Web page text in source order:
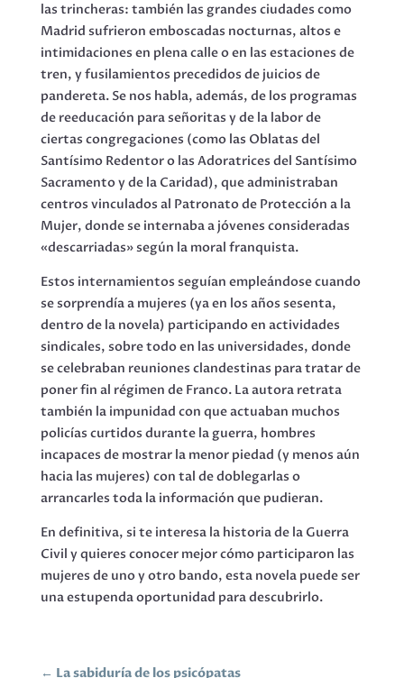
las trincheras: también las grandes ciudades como
Madrid sufrieron emboscadas nocturnas, altos e
intimidaciones en plena calle o en las estaciones de
tren, y fusilamientos precedidos de juicios de
pandereta. Se nos habla, además, de los programas
de reeducación para señoritas y de la labor de
ciertas congregaciones (como las Oblatas del
Santísimo Redentor o las Adoratrices del Santísimo
Sacramento y de la Caridad), que administraban
centros vinculados al Patronato de Protección a la
Mujer, donde se internaba a jóvenes consideradas
«descarriadas» según la moral franquista.
Estos internamientos seguían empleándose cuando
se sorprendía a mujeres (ya en los años sesenta,
dentro de la novela) participando en actividades
sindicales, sobre todo en las universidades, donde
se celebraban reuniones clandestinas para tratar de
poner fin al régimen de Franco. La autora retrata
también la impunidad con que actuaban muchos
policías curtidos durante la guerra, hombres
incapaces de mostrar la menor piedad (y menos aún
hacia las mujeres) con tal de doblegarlas o
arrancarles toda la información que pudieran.
En definitiva, si te interesa la historia de la Guerra
Civil y quieres conocer mejor cómo participaron las
mujeres de uno y otro bando, esta novela puede ser
una estupenda oportunidad para descubrirlo.
← La sabiduría de los psicópatas